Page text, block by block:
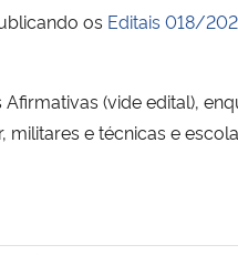
os Editais 018/
(vide edital),
militares e técnicas e